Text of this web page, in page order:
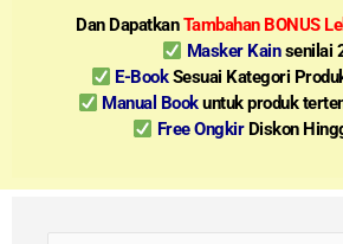
Dan DapatkanTambahan BONUS
Masker Kainsenilai
E-BookSesuai Kategori
Manual Bookuntuk produk
Free OngkirDiskon